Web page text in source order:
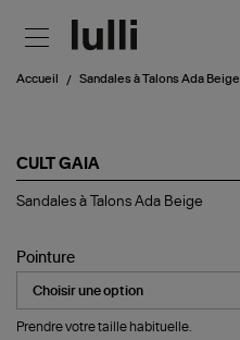
Accueil Sandales à Talons Ada Beige
CULT GAIA
Sandales
Ada
Beige
Sandales à Talons Ada Beige
Pointure
Prendre votre taille habituelle.